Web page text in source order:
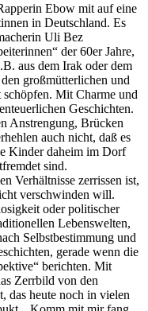
Ebow mit auf eine
in Deutschland. Es
Uli Bez
der 60er Jahre,
aus dem Irak oder dem
großmütterlichen und
Mit Charme und
Geschichten.
Anstrengung, Brücken
auch nicht, daß es
Kinder daheim im Dorf
sind.
Verhältnisse zerrissen ist,
verschwinden will.
oder politischer
Lebenswelten,
Selbstbestimmung und
gerade wenn die
berichten. Mit
Zerrbild von den
das heute noch in vielen